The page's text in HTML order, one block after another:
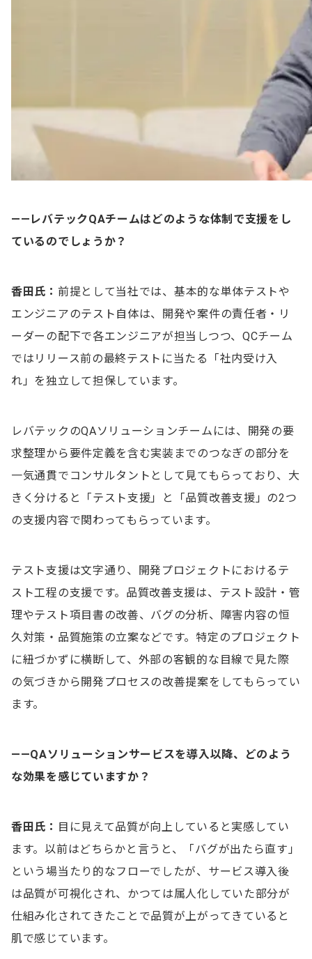
——レバテックQAチームはどのような体制で支援をし
ているのでしょうか？
香田氏： 前提として当社では、基本的な単体テストや
エンジニアのテスト自体は、開発や案件の責任者・リ
ーダーの配下で各エンジニアが担当しつつ、QCチーム
ではリリース前の最終テストに当たる「社内受け入
れ」を独立して担保しています。
レバテックのQAソリューションチームには、開発の要
求整理から要件定義を含む実装までのつなぎの部分を
一気通貫でコンサルタントとして見てもらっており、大
きく分けると「テスト支援」と「品質改善支援」の2つ
の支援内容で関わってもらっています。
テスト支援は文字通り、開発プロジェクトにおけるテ
スト工程の支援です。品質改善支援は、テスト設計・管
理やテスト項目書の改善、バグの分析、障害内容の恒
久対策・品質施策の立案などです。特定のプロジェクト
に紐づかずに横断して、外部の客観的な目線で見た際
の気づきから開発プロセスの改善提案をしてもらってい
ます。
——QAソリューションサービスを導入以降、どのよう
な効果を感じていますか？
香田氏： 目に見えて品質が向上していると実感してい
ます。以前はどちらかと言うと、「バグが出たら直す」
という場当たり的なフローでしたが、サービス導入後
は品質が可視化され、かつては属人化していた部分が
仕組み化されてきたことで品質が上がってきていると
肌で感じています。